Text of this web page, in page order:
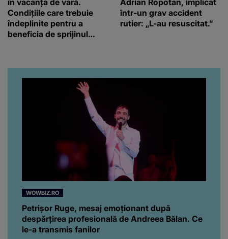
Condițiile care trebuie
îndeplinite pentru a
beneficia de sprijinul
într-un grav accident
rutier: „L-au resuscitat.”
WOWBIZ.RO
Petrișor Ruge, mesaj emoționant după
despărțirea profesională de Andreea Bălan. Ce
le-a transmis fanilor